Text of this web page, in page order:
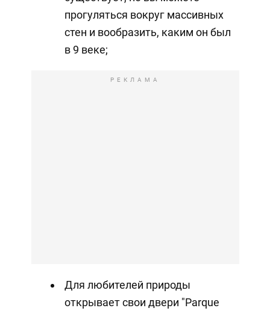
прогуляться вокруг массивных
стен и вообразить, каким он был
в 9 веке;
РЕКЛАМА
Для любителей природы
открывает свои двери "Parque